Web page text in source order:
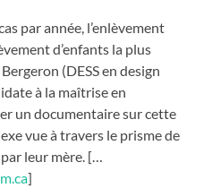
par année, l’enlèvement
d’enfants la plus
(DESS en design
à la maîtrise en
un documentaire sur cette
vue à travers le prisme de
leur mère. […
]